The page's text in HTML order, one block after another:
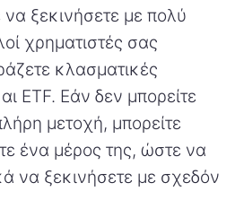
ξεκινήσετε με πολύ
χρηματιστές σας
κλασματικές
ETF. Εάν δεν μπορείτε
μετοχή, μπορείτε
ένα μέρος της, ώστε να
να ξεκινήσετε με σχεδόν